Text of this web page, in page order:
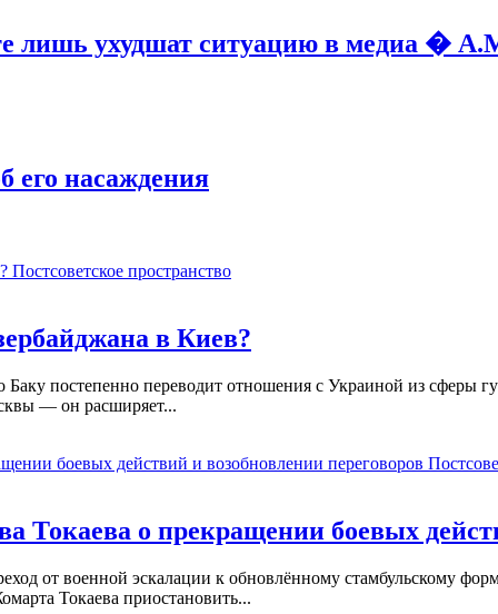
лишь ухудшат ситуацию в медиа �
его насаждения
Постсоветское пространство
в Киев?
постепенно переводит отношения с Украиной из сферы
— он расширяет...
о прекращении боевых
от военной эскалации к обновлённому стамбульскому
Токаева приостановить...